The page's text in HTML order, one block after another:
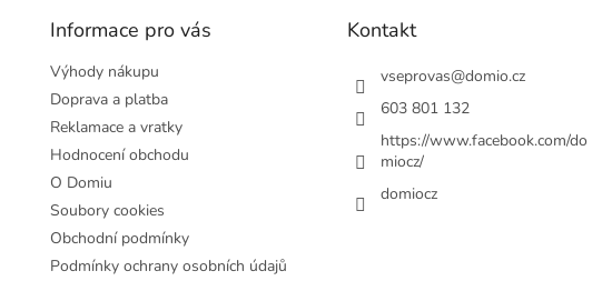
Informace pro vás
Výhody nákupu
Doprava a platba
Reklamace a vratky
Hodnocení obchodu
O Domiu
Soubory cookies
Obchodní podmínky
Podmínky ochrany osobních údajů
Kontakt
vseprovas@domio.cz
603 801 132
https://www.facebook.com/do
miocz/
domiocz